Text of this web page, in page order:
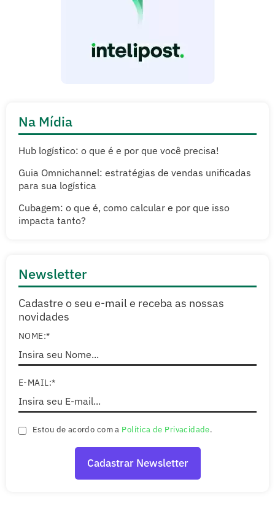
Na Mídia
Hub logístico: o que é e por que você precisa!
Guia Omnichannel: estratégias de vendas unificadas
para sua logística
Cubagem: o que é, como calcular e por que isso
impacta tanto?
Newsletter
Cadastre o seu e-mail e receba as nossas
novidades
NOME:*
E-MAIL:*
Estou de acordo com a Política de Privacidade.